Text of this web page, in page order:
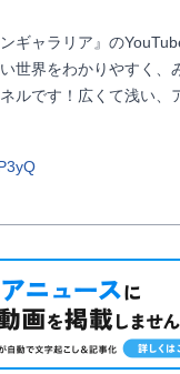
ギャラリア』の
世界をわかりやすく、
ルです！広くて浅い、